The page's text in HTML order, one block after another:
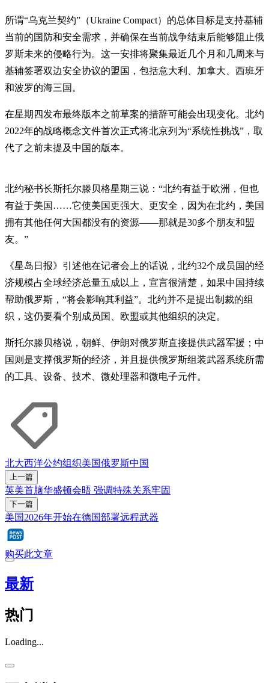
所谓“乌克兰契约”（Ukraine Compact）的总体目标是支持基辅
当前的国防和安全需求，并确保在当前战争结束后能够阻止俄
罗斯未来的侵略行为。这一安排将聚集最近几个月和几周来与
基辅签署双边安全协议的盟国，包括意大利、加拿大、西班牙
和波罗的海三国。
在星期四发布最终版本之前草案的措辞可能会出现变化。北约
2022年的战略概念文件首次正式将北京列为“系统性挑战”，取
代了之前未提及中国的版本。
北约秘书长斯托尔滕贝格星期三说：“北约有益于欧洲，但也
有益于美国……它使美国更强大、更安全，因为在北约，美国
拥有其他任何大国都没有的资源——那就是30多个朋友和盟
友。”
《星岛日报》引述他在记者会上的话说，北约32个成员国的经
济规模占全球经济总量五成以上，宣言很清楚，如果中国持续
帮助俄罗斯，“将会影响其利益”。北约并不是提出制裁的组
织，这仍要看个别成员国、欧盟或其他组织的决定。
斯托尔滕贝格说，朝鲜、伊朗对俄罗斯直接提供武器军援；中
国则是支撑俄罗斯的经济，并且提供俄罗斯组装武器系统所需
的工具、设备、技术、微处理器和微电子元件。
北大西洋公约组织美国俄罗斯中国
上一篇
英美首脑华盛顿会晤 强调特殊关系牢固
下一篇
美国2026年开始在德国部署远程武器
购买此文章
最新
热门
Loading...